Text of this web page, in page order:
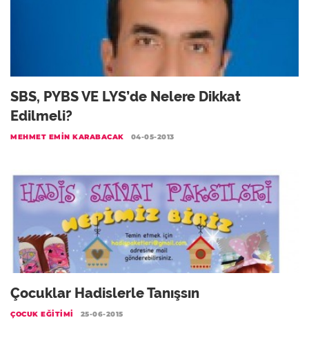
SBS, PYBS VE LYS’de Nelere Dikkat
Edilmeli?
MEHMET EMIN KARABACAK 04-05-2013
Çocuklar Hadislerle Tanışsın
ÇOCUK EĞITIMI 25-06-2015